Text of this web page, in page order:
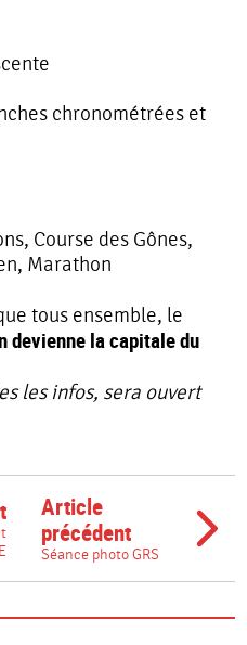
chronométrées et
Course des Gônes,
Marathon
tous ensemble, le
devienne la capitale du
les infos, sera ouvert
Article
précédent
Séance photo GRS